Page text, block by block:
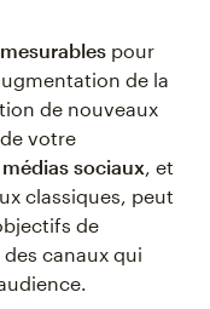
pour
de la
de nouveaux
votre
sociaux, et
classiques, peut
de
canaux qui